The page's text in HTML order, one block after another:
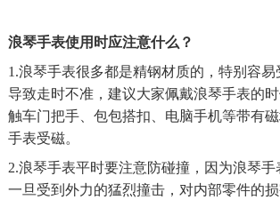
浪琴手表使用时应注意什么？
1.浪琴手表很多都是精钢材质的，特别容
导致走时不准，建议大家佩戴浪琴手表的
触车门把手、包包搭扣、电脑手机等带有
手表受磁。
2.浪琴手表平时要注意防碰撞，因为浪琴手
一旦受到外力的猛烈撞击，对内部零件的